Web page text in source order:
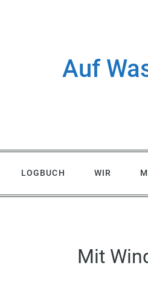
Auf
LOGBUCH WIR
Mit